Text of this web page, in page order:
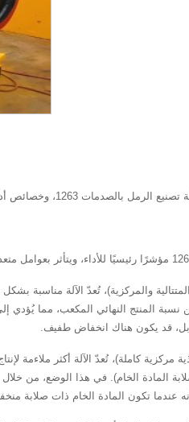
وخصائص أدائها، وتطبيقاتها الصناعية:
المنتج النهائي المكعب، مما يُؤدي
قد يكون هناك انخفاض طفيف.
عندما تكون المادة الخام ذات صلابة